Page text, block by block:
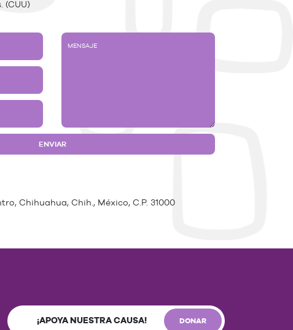
(CUU)
Chihuahua, Chih., México, C.P. 31000
¡APOYA NUESTRA CAUSA! DONAR